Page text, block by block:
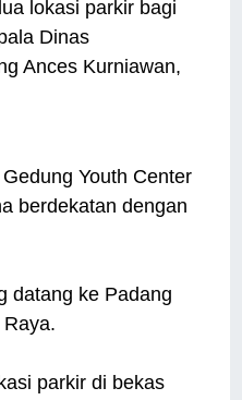
lokasi parkir bagi
Dinas
Ances Kurniawan,
Youth Center
berdekatan dengan
datang ke Padang
parkir di bekas